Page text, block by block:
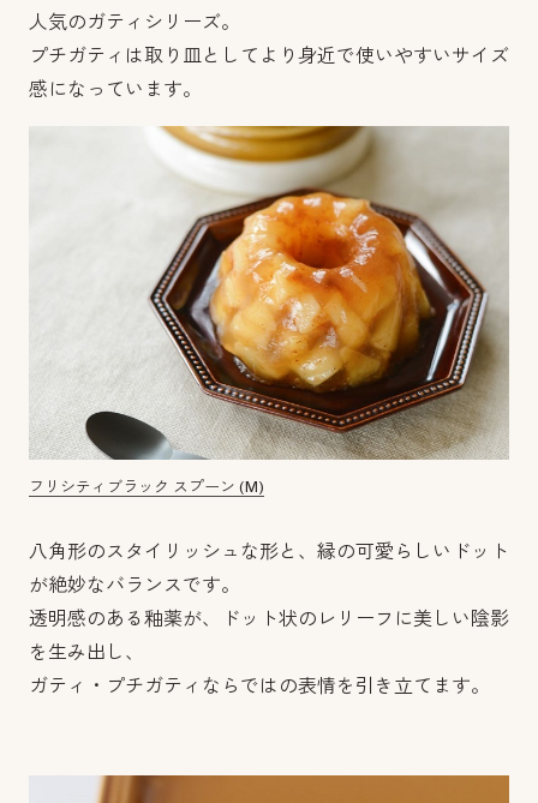
人気のガティシリーズ。
プチガティは取り皿としてより身近で使いやすいサイズ
感になっています。
フリシティブラック スプーン (M)
八角形のスタイリッシュな形と、縁の可愛らしいドット
が絶妙なバランスです。
透明感のある釉薬が、ドット状のレリーフに美しい陰影
を生み出し、
ガティ・プチガティならではの表情を引き立てます。